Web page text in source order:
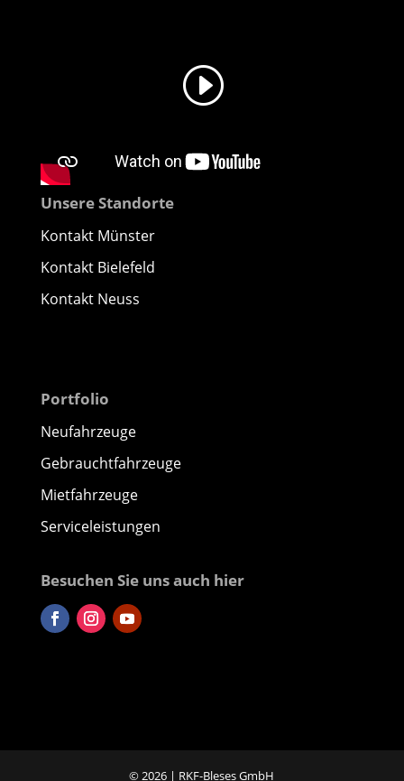
Unsere Standorte
Kontakt Münster
Kontakt Bielefeld
Kontakt Neuss
Portfolio
Neufahrzeuge
Gebrauchtfahrzeuge
Mietfahrzeuge
Serviceleistungen
Besuchen Sie uns auch hier
© 2026 | RKF-Bleses GmbH